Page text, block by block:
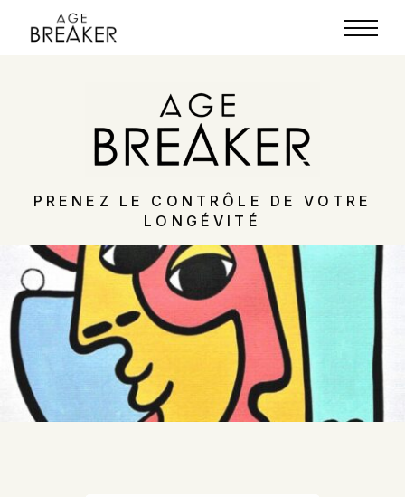
PRENEZ LE CONTRÔLE DE VOTRE
LONGÉVITÉ